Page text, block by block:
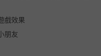
戲效果
朋友